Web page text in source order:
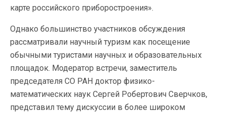
карте российского приборостроения».
Однако большинство участников обсуждения
рассматривали научный туризм как посещение
обычными туристами научных и образовательных
площадок. Модератор встречи, заместитель
председателя СО РАН доктор физико-
математических наук Сергей Робертович Сверчков,
представил тему дискуссии в более широком